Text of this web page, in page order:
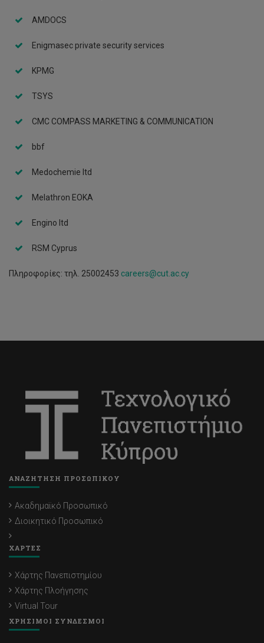
AMDOCS
Enigmasec private security services
KPMG
TSYS
CMC COMPASS MARKETING & COMMUNICATION
bbf
Medochemie ltd
Melathron EOKA
Engino ltd
RSM Cyprus
Πληροφορίες: τηλ. 25002453 careers@cut.ac.cy
ΑΝΑΖΗΤΗΣΗ ΠΡΟΣΩΠΙΚΟΥ
Ακαδημαϊκό Προσωπικό
Διοικητικό Προσωπικό
ΧΑΡΤΕΣ
Χάρτης Πανεπιστημίου
Χάρτης Πλοήγησης
Virtual Tour
ΧΡΗΣΙΜΟΙ ΣΥΝΔΕΣΜΟΙ